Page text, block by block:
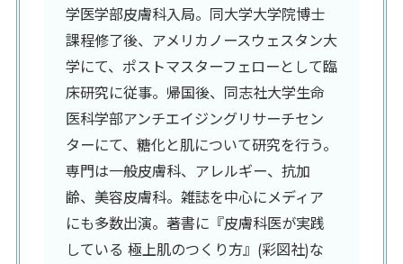
学医学部皮膚科入局。同大学大学院博士
課程修了後、アメリカノースウェスタン大
学にて、ポストマスターフェローとして臨
床研究に従事。帰国後、同志社大学生命
医科学部アンチエイジングリサーチセン
ターにて、糖化と肌について研究を行う。
専門は一般皮膚科、アレルギー、抗加
齢、美容皮膚科。雑誌を中心にメディア
にも多数出演。著書に『皮膚科医が実践
している 極上肌のつくり方』(彩図社)な